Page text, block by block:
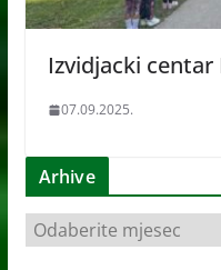
Izvidjacki centar
07.09.2025.
Arhive